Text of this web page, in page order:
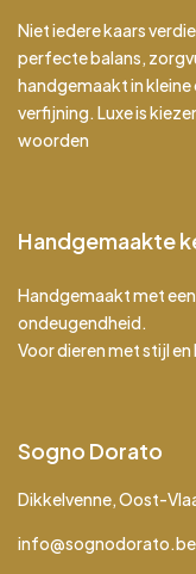
Niet iedere kaars
perfecte balans,
handgemaakt in
verfijning. Luxe is
woorden
Handgemaakte
Handgemaakt met
ondeugendheid.
Voor dieren met stijl
Sogno Dorato
Dikkelvenne, Oost-
info@sognodorato.be